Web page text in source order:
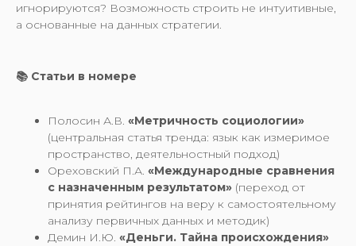
игнорируются? Возможность строить не интуитивные,
а основанные на данных стратегии.
📚 Статьи в номере
Полосин А.В. «Метричность социологии»
(центральная статья тренда: язык как измеримое
пространство, деятельностный подход)
Ореховский П.А. «Международные сравнения
с назначенным результатом» (переход от
принятия рейтингов на веру к самостоятельному
анализу первичных данных и методик)
Демин И.Ю. «Деньги. Тайна происхождения»